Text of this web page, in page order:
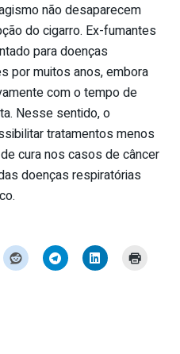
não desaparecem
do cigarro. Ex-fumantes
para doenças
por muitos anos, embora
com o tempo de
Nesse sentido, o
tratamentos menos
cura nos casos de câncer
doenças respiratórias